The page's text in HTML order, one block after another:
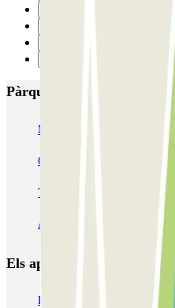
Pàrquings més valorats a
MUOVIAMO Senato
Garage Paullo - Corso XXII
TREPI - Stazione Lambrate
Autosilo Diaz Autosilo San
Els aparcaments més
Pàrquing a Barcelona